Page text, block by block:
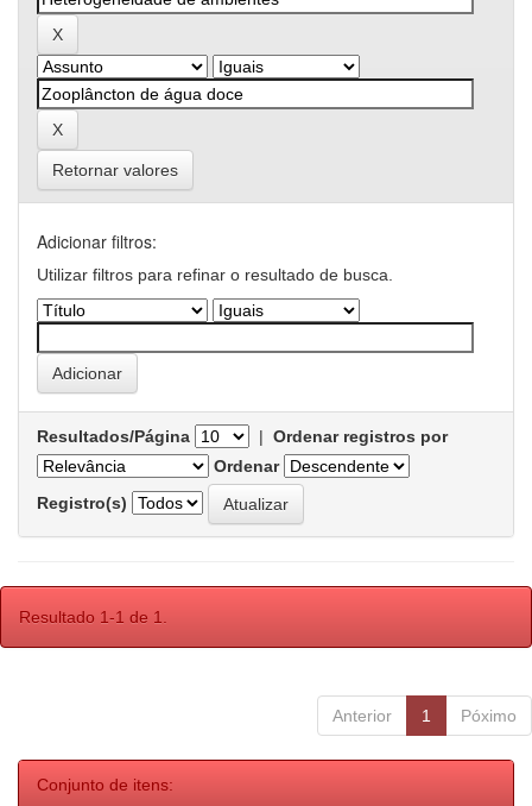
Retornar valores
Adicionar filtros:
Utilizar filtros para refinar o resultado de busca.
Resultados/Página | Ordenar registros por
Ordenar
Registro(s)
Resultado 1-1 de 1.
Anterior 1 Póximo
Conjunto de itens: